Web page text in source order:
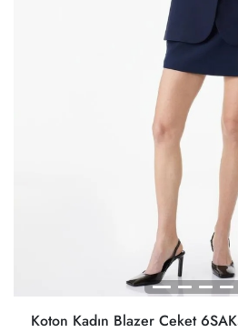
Koton Kadın Blazer Ceket